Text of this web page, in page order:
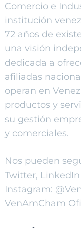
Comercio e
institución
72 años de
una visión
dedicada a
afiliadas
operan en
productos y
su gestión
y comerciales.
Nos pueden
Twitter,
Instagram:
VenAmCham